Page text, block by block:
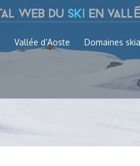
Vallée d’Aoste Domaines